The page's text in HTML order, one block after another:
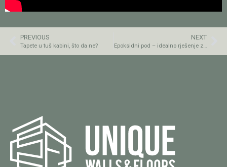
PREVIOUS
Tapete u tuš kabini, što da ne?
NEXT
Epoksidni pod – idealno rješenje za zdravstvene ustanove